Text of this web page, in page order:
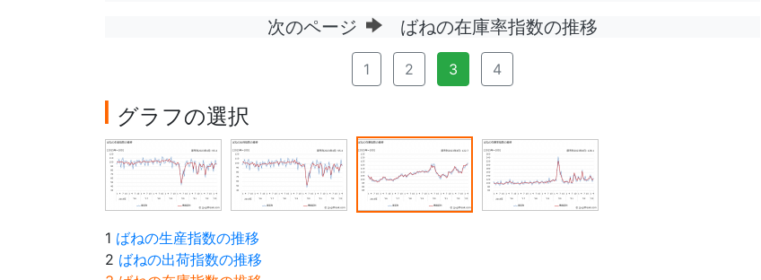
次のページ ばねの在庫率指数の推移
1 2 3 4
グラフの選択
1 ばねの生産指数の推移
2 ばねの出荷指数の推移